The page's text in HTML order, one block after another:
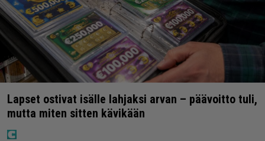
Lapset ostivat isälle lahjaksi arvan – päävoitto tuli,
mutta miten sitten kävikään